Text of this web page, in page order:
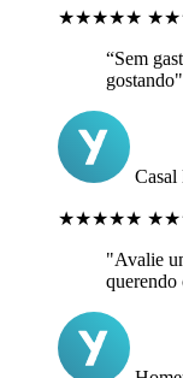
★★★★★
“Sem
gostando"
Casal
★★★★★
"Avalie
querendo